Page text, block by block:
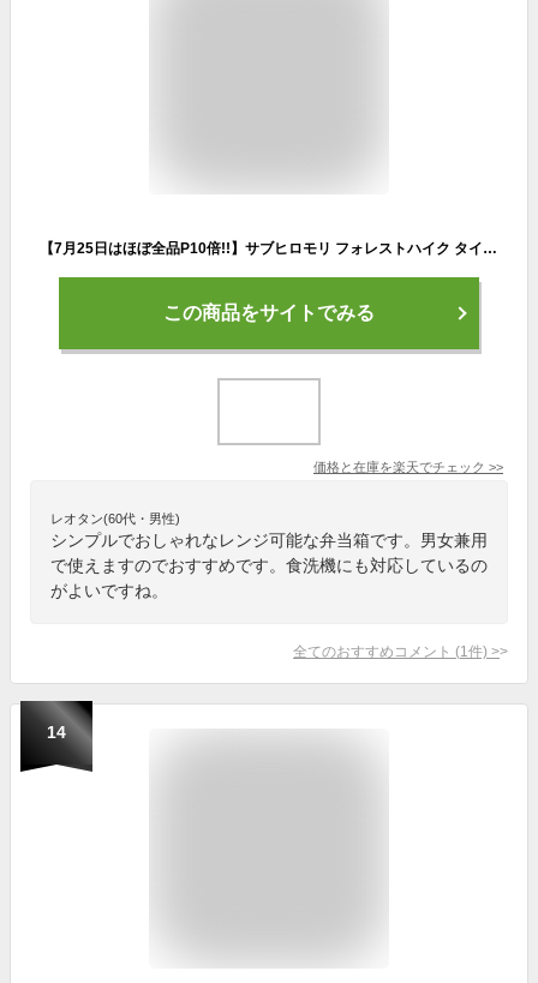
【7月25日はほぼ全品P10倍!!】サブヒロモリ フォレストハイク タイトランチ1段 弁当箱 500ml おしゃれ レンジ対応 メンズ 会社 学生 アウトドア 女子 男子 オフィス シンプル 大人女子 食洗機対応 お弁当箱 ユニセックス
この商品をサイトでみる
価格と在庫を楽天でチェック >>
レオタン(60代・男性)
シンプルでおしゃれなレンジ可能な弁当箱です。男女兼用
で使えますのでおすすめです。食洗機にも対応しているの
がよいですね。
全てのおすすめコメント (1 件) >
14